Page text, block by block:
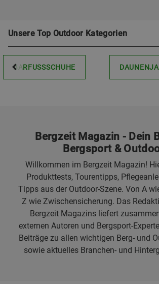
Unsere Top Outdoor Kategorien
BARFUSSSCHUHE
Bergzeit Magazin - Dein
Bergsport &
Willkommen im Bergzeit Magazin!
Produkttests, Tourentipps,
Tipps aus der Outdoor-Szene. Von A
Z wie Zwischensicherung. Das
Bergzeit Magazins liefert
externen Autoren und Bergsport-
Beiträge zu allen wichtigen Berg- und
sowie aktuelles Branchen- und